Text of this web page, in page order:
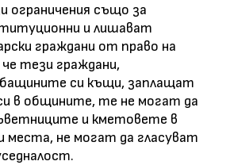
ограничения също за
и лишават
граждани от право на
тези граждани,
си къщи, заплащат
в общините, те не могат да
и кметовете в
места, не могат да гласуват